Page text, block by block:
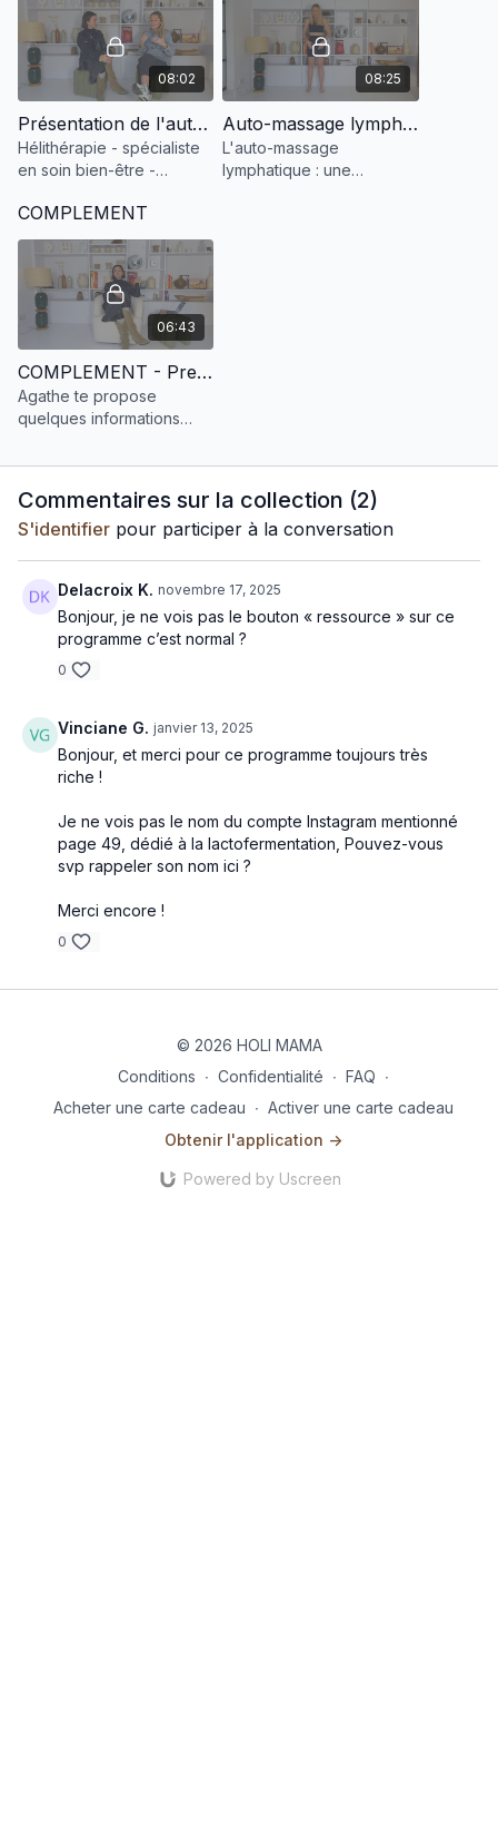
tout en apportant un é
08:02
Présentation de l'auto-massage lymphatique
Hélithérapie - spécialiste
en soin bien-être -
08:25
Auto-massage lymphatique
L'auto-massage
lymphatique : une
COMPLEMENT
06:43
COMPLEMENT - Prendre soin de son foie
Agathe te propose
quelques informations
Commentaires sur la collection (2)
S'identifier pour participer à la conversation
Delacroix K. novembre 17, 2025
Bonjour, je ne vois pas le bouton « ressource » sur ce
programme c’est normal ?
0
Vinciane G. janvier 13, 2025
Bonjour, et merci pour ce programme toujours très
riche !
Je ne vois pas le nom du compte Instagram mentionné
page 49, dédié à la lactofermentation, Pouvez-vous
svp rappeler son nom ici ?
Merci encore !
0
© 2026 HOLI MAMA
Conditions ∙ Confidentialité ∙ FAQ ∙
Acheter une carte cadeau ∙ Activer une carte cadeau
Obtenir l'application ->
Powered by Uscreen